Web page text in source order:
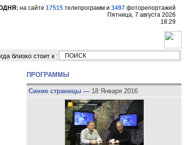
на сайте 17515 телепрограмм и 3497 фоторепортажей
Пятница, 7 августа 2026
18:29
стоит к угрозе третьей мировой войны"
ПРОГРАММЫ
Синие страницы — 18 Января 2016